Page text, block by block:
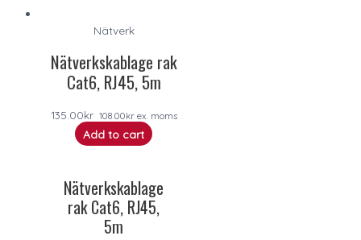
Nätverk
Nätverkskablage rak
Cat6, RJ45, 5m
135.00kr 108.00krex. moms
Add to cart
Nätverkskablage
rak Cat6, RJ45,
5m